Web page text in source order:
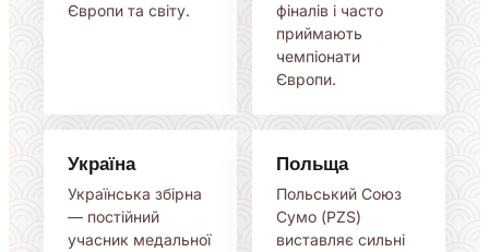
Європи та світу.
фіналів і часто
приймають
чемпіонати
Європи.
Україна
Українська збірна
— постійний
учасник медальної
Польща
Польський Союз
Сумо (PZS)
виставляє сильні